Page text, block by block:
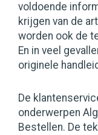
voldoende
krijgen van de
worden ook de
En in veel
originele
De
onderwerpen
Bestellen. De